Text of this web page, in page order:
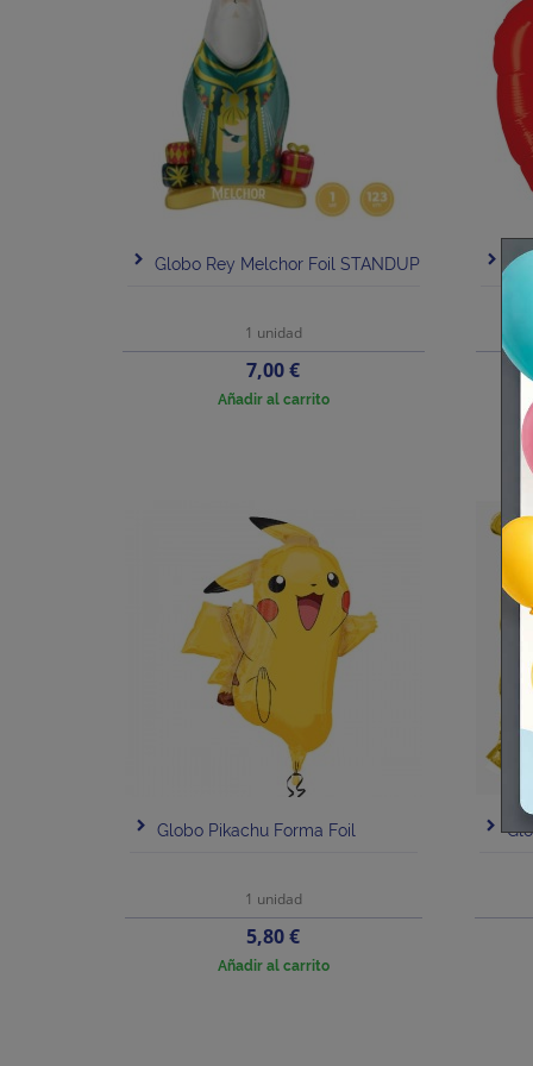
Globo Rey Melchor Foil STANDUP
1 unidad
Precio
7,00 €
Añadir al carrito
Globo Pikachu Forma Foil
1 unidad
Precio
5,80 €
Añadir al carrito